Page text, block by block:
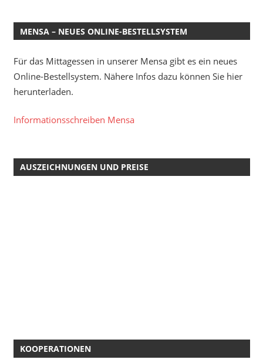
MENSA – NEUES ONLINE-BESTELLSYSTEM
Für das Mittagessen in unserer Mensa gibt es ein neues
Online-Bestellsystem. Nähere Infos dazu können Sie hier
herunterladen.
Informationsschreiben Mensa
AUSZEICHNUNGEN UND PREISE
KOOPERATIONEN